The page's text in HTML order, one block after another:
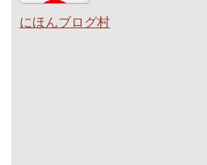
にほんブログ村